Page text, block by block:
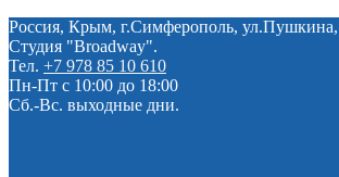
Россия, Крым, г.Симферополь, ул.Пушкина,
Студия "Broadway".
Тел. +7 978 85 10 610
Пн-Пт с 10:00 до 18:00
Сб.-Вс. выходные дни.